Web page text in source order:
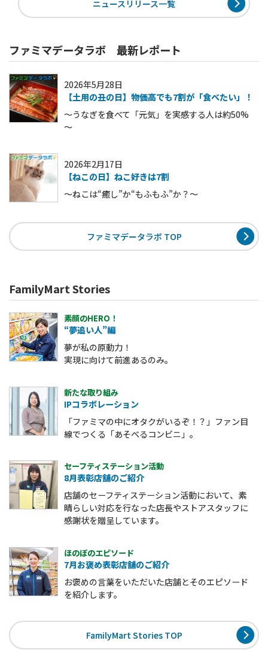
ニュースリリース一覧
ファミマデータラボ 最新レポート
2026年5月28日
【土用の丑の日】物価高でも7割が「食べたい」！
～うなぎを食べて「元気」を実感する人は約50%
～
2026年2月17日
【ねこの日】ねこ好きは7割
～ねこは“癒し”か“もふもふ”か？～
ファミマデータラボ TOP
FamilyMart Stories
素顔のHERO！
“夢追い人”編
夢が私の原動力！
実現に向けて前進あるのみ。
新たな取り組み
IPコラボレーション
「ファミマの中にオタクがいるぞ！？」 ファン目
線でつくる「あそべるコンビニ」。
セーフティステーション活動
8月表彰店舗のご紹介
店舗のセーフティステーション活動において、素
晴らしい対応を行なった店長やストアスタッフに
感謝状を贈呈しています。
ほのぼのエピソード
7月お褒め表彰店舗のご紹介
お褒めの言葉をいただいた店舗とそのエピソード
を紹介します。
FamilyMart Stories TOP